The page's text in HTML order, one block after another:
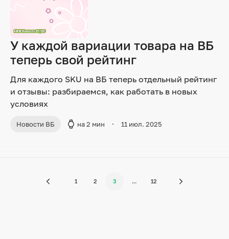
У каждой вариации товара на ВБ
теперь свой рейтинг
Для каждого SKU на ВБ теперь отдельный рейтинг
и отзывы: разбираемся, как работать в новых
условиях
Новости ВБ на 2 мин 11 июл. 2025
1 2 3 ... 12